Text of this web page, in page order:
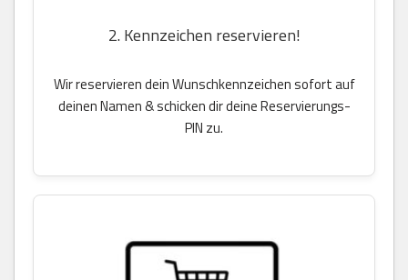
2. Kennzeichen reservieren!
Wir reservieren dein Wunschkennzeichen sofort auf
deinen Namen & schicken dir deine Reservierungs-
PIN zu.